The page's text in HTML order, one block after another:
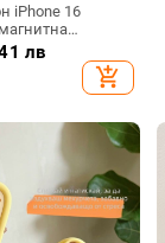
iPhone 16
за Apple
TPU калъф
PC гръб
лв
add_shopping_cart